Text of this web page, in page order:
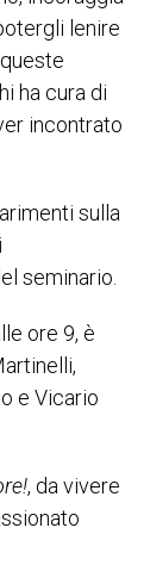
lenire
ha cura di
incontrato
sulla
seminario.
ore 9, è
e Vicario
, da vivere